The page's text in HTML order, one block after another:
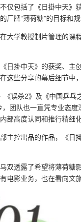
仅包括了《日掛中天
厂牌“薄荷糖”的目标和
大学教授制片管理的课
日掛中天》的获奖、主
这些分享的幕后细节中
《误杀2》及《中国乒乓
，团队也一直凭专业态
部高度认同和推行精细
主控出品的作品，《日
双透露了希望将薄荷糖
电影业务，也在看向文